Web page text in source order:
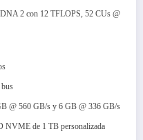
2 con 12 TFLOPS, 52 CUs @
@ 560 GB/s y 6 GB @ 336 GB/s
NVME de 1 TB personalizada